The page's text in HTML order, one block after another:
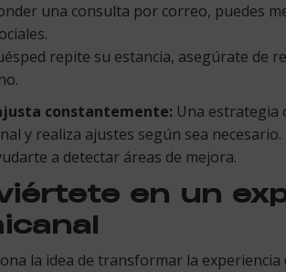
una consulta por correo, puedes
repite su estancia, asegúrate de
constantemente: Una estrategia
y realiza ajustes según sea
a detectar áreas de mejora.
en un
la idea de transformar la